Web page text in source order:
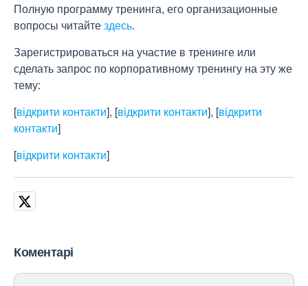
Полную программу тренинга, его организационные
вопросы читайтездесь.
Зарегистрироваться на участие в тренинге или
сделать запрос по корпоративному тренингу на эту же
тему:
[відкрити контакти], [відкрити контакти], [відкрити
контакти]
[відкрити контакти]
Коментарі